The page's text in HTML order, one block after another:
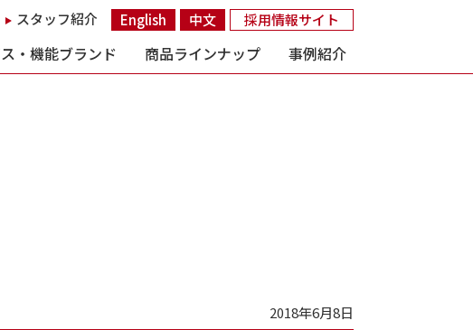
スタッフ紹介 English 中文 採用情報サイト
・機能ブランド 商品ラインナップ 事例紹介
2018年6月8日